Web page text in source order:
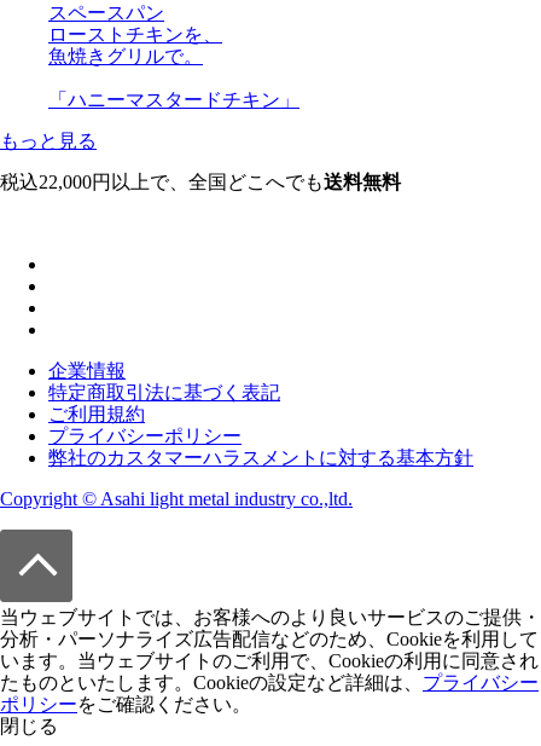
スペースパン
ローストチキンを、
魚焼きグリルで。
「ハニーマスタードチキン」
もっと見る
税込22,000円以上で、全国どこへでも送料無料
企業情報
特定商取引法に基づく表記
ご利用規約
プライバシーポリシー
弊社のカスタマーハラスメントに対する基本方針
Copyright © Asahi light metal industry co.,ltd.
当ウェブサイトでは、お客様へのより良いサービスのご提供・
分析・パーソナライズ広告配信などのため、Cookieを利用して
います。当ウェブサイトのご利用で、Cookieの利用に同意され
たものといたします。Cookieの設定など詳細は、 プライバシー
ポリシーをご確認ください。
閉じる